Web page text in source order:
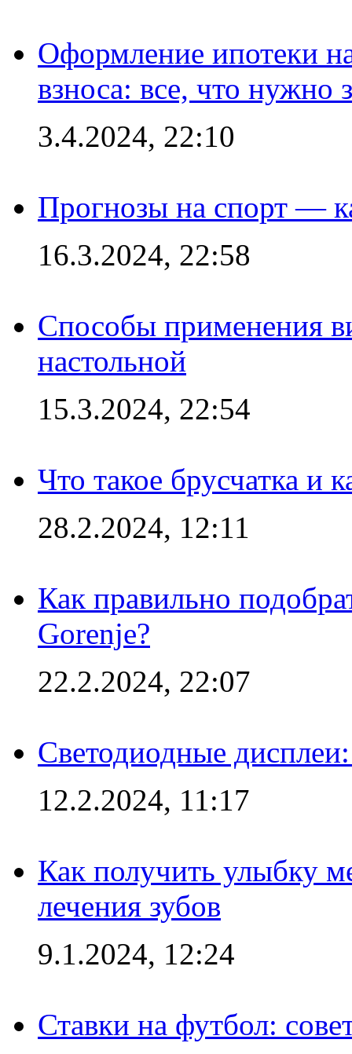
Оформление ипотеки
взноса: все, что нужно
3.4.2024, 22:10
Прогнозы на спорт —
16.3.2024, 22:58
Способы применения
настольной
15.3.2024, 22:54
Что такое брусчатка и
28.2.2024, 12:11
Как правильно
Gorenje?
22.2.2024, 22:07
Светодиодные
12.2.2024, 11:17
Как получить улыбку
лечения зубов
9.1.2024, 12:24
Ставки на футбол: